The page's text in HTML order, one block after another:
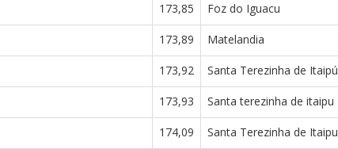
173,85 Foz do Iguacu
173,89 Matelandia
173,92 Santa Terezinha de Itaipú
173,93 Santa terezinha de itaipu
174,09 Santa Terezinha de Itaipu